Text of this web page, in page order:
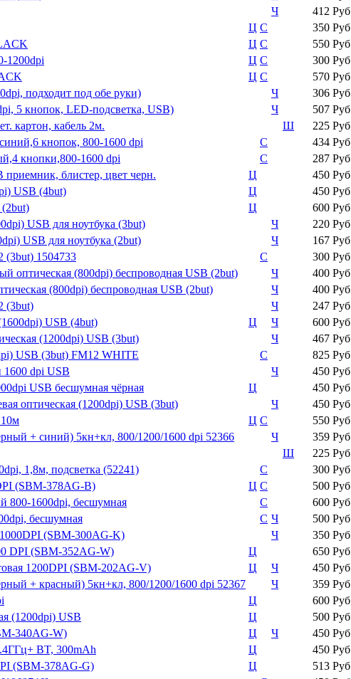
Ч
412 Руб
Ц С
350 Руб
Ц С
550 Руб
1200dpi
Ц С
300 Руб
Ц С
570 Руб
подходит под обе руки)
Ч
306 Руб
5 кнопок, LED-подсветка, USB)
Ч
507 Руб
картон, кабель 2м.
Ш
225 Руб
кнопок, 800-1600 dpi
С
434 Руб
кнопки,800-1600 dpi
С
287 Руб
блистер, цвет черн.
Ц
450 Руб
USB (4but)
Ц
450 Руб
Ц
600 Руб
USB для ноутбука (3but)
Ч
220 Руб
USB для ноутбука (2but)
Ч
167 Руб
1504733
С
300 Руб
(800dpi) беспроводная USB (2but)
Ч
400 Руб
(800dpi) беспроводная USB (2but)
Ч
400 Руб
(3but)
Ч
247 Руб
USB (4but)
Ц Ч
600 Руб
(1200dpi) USB (3but)
Ч
467 Руб
USB (3but) FM12 WHITE
С
825 Руб
dpi USB
Ч
450 Руб
USB бесшумная чёрная
Ц
450 Руб
оптическая (1200dpi) USB (3but)
Ч
450 Руб
Ц С
550 Руб
+ синий) 5кн+кл, 800/1200/1600 dpi 52366
Ч
359 Руб
Ш
225 Руб
1,8м, подсветка (52241)
С
300 Руб
(SBM-378AG-B)
Ц С
500 Руб
1600dpi, бесшумная
С
600 Руб
бесшумная
С Ч
500 Руб
(SBM-300AG-K)
Ч
350 Руб
DPI (SBM-352AG-W)
Ц
650 Руб
1200DPI (SBM-202AG-V)
Ц Ч
450 Руб
+ красный) 5кн+кл, 800/1200/1600 dpi 52367
Ч
359 Руб
Ц
600 Руб
(1200dpi) USB
Ц
500 Руб
340AG-W)
Ц Ч
450 Руб
BT, 300mAh
Ц
450 Руб
(SBM-378AG-G)
Ц
513 Руб